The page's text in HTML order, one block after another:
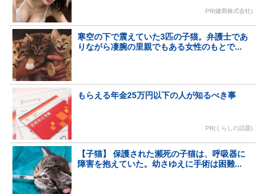
PR(健商株式会社)
寒空の下で震えていた3匹の子猫。弁護士であ
りながら凄腕の里親でもある女性のもとで...
もらえる年金25万円以下の人が知るべき事
PR(くらしの話題)
【子猫】 保護された瀕死の子猫は、呼吸器に
障害を抱えていた。幼さゆえに手術は困難...